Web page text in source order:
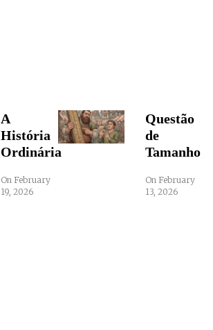
A
História
Ordinária
On February
19, 2026
Questão
de
Tamanho
On February
13, 2026